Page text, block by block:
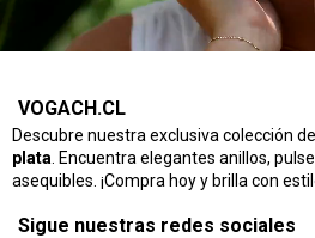
VOGACH.CL
Descubre nuestra exclusiva colección de
plata . Encuentra elegantes anillos,
asequibles. ¡Compra hoy y brilla con
Sigue nuestras redes sociales